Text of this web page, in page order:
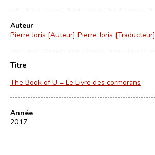
Auteur
Pierre Joris [Auteur] Pierre Joris [Traducteur]
Titre
The Book of U = Le Livre des cormorans
Année
2017